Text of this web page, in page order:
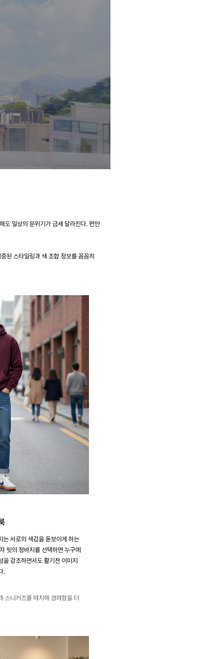
도 일상의 분위기가 금세 달라진다. 편안
된 스타일링과 색 조합 정보를 꼼꼼히
는 서로의 색감을 돋보이게 하는
핏의 청바지를 선택하면 누구에
강조하면서도 활기찬 이미지
.
스니커즈를 매치해 경쾌함을 더